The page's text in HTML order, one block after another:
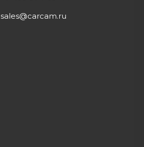
sales@carcam.ru